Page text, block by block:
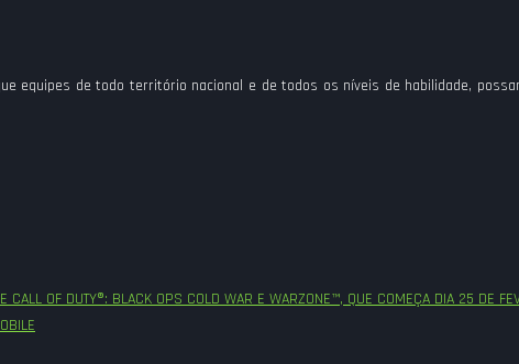
equipes de todo território nacional e de todos os níveis de habilidade,
OF DUTY®: BLACK OPS COLD WAR E WARZONE™, QUE COMEÇA DIA 25 DE